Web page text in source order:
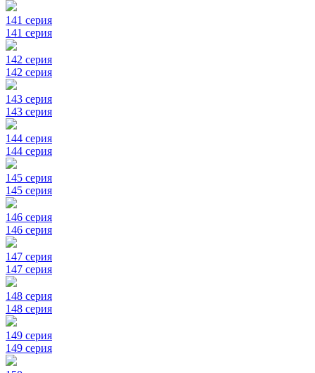
141 серия
141 серия
142 серия
142 серия
143 серия
143 серия
144 серия
144 серия
145 серия
145 серия
146 серия
146 серия
147 серия
147 серия
148 серия
148 серия
149 серия
149 серия